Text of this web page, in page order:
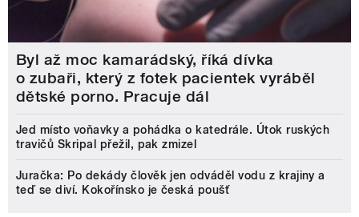
Byl až moc kamarádský, říká dívka
o zubaři, který z fotek pacientek vyráběl
dětské porno. Pracuje dál
Jed místo voňavky a pohádka o katedrále. Útok ruských
travičů Skripal přežil, pak zmizel
Juračka: Po dekády člověk jen odváděl vodu z krajiny a
teď se diví. Kokořínsko je česká poušť